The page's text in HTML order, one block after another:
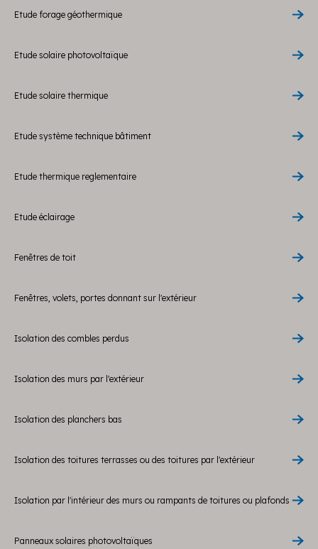
Etude forage géothermique
Etude solaire photovoltaïque
Etude solaire thermique
Etude système technique bâtiment
Etude thermique reglementaire
Etude éclairage
Fenêtres de toit
Fenêtres, volets, portes donnant sur l'extérieur
Isolation des combles perdus
Isolation des murs par l'extérieur
Isolation des planchers bas
Isolation des toitures terrasses ou des toitures par l'extérieur
Isolation par l'intérieur des murs ou rampants de toitures ou plafonds
Panneaux solaires photovoltaïques